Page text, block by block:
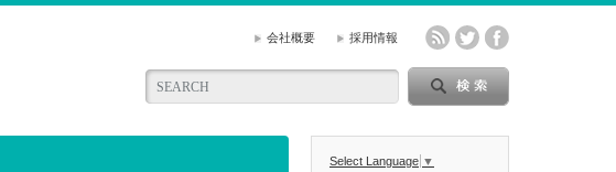
会社概要 採用情報
Select Language ▼